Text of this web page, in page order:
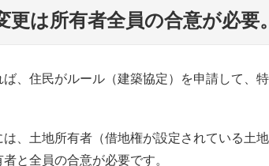
更は所有者全員の合意が必要
、住民がルール（建築協定）を申請して、
、土地所有者（借地権が設定されている土
と全員の合意が必要です。